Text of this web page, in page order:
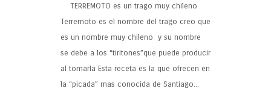
TERREMOTO es un trago muy chileno
Terremoto es el nombre del trago creo que
es un nombre muy chileno y su nombre
se debe a los “tiritones”que puede producir
al tomarla Esta receta es la que ofrecen en
la “picada” mas conocida de Santiago...